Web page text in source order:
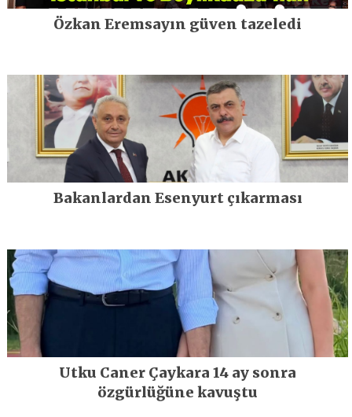
Özkan Eremsayın güven tazeledi
Bakanlardan Esenyurt çıkarması
Utku Caner Çaykara 14 ay sonra
özgürlüğüne kavuştu